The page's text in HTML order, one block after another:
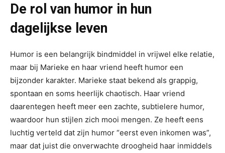
De rol van humor in hun
dagelijkse leven
Humor is een belangrijk bindmiddel in vrijwel elke relatie,
maar bij Marieke en haar vriend heeft humor een
bijzonder karakter. Marieke staat bekend als grappig,
spontaan en soms heerlijk chaotisch. Haar vriend
daarentegen heeft meer een zachte, subtielere humor,
waardoor hun stijlen zich mooi mengen. Ze heeft eens
luchtig verteld dat zijn humor “eerst even inkomen was”,
maar dat juist die onverwachte droogheid haar inmiddels